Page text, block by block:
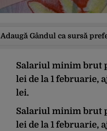
Adaugă Gândul ca sursă
Salariul minim brut
lei de la 1 februarie,
lei.
Salariul minim brut
lei de la 1 februarie,